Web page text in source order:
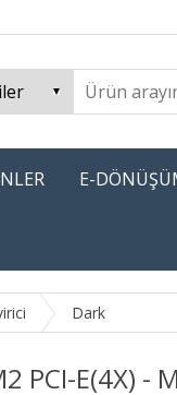
E-
Dark
PCI-E(4X) -